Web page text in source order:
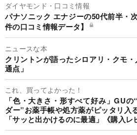
ダイヤモンド・口コミ情報
パナソニック エナジーの50代前半・
件の口コミ情報データ】
ニュースな本
クリントンが語ったシロアリ・クモ
通点」
これ、買ってよかった！
「色・大きさ・形すべて好み」GU
ダー”お薬手帳や処方薬がピッタリ入
「サッと出かけるのに最適」《購入レ